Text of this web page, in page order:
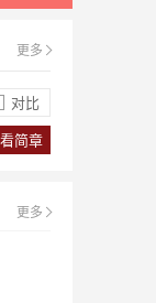
更多
对比
简章
更多